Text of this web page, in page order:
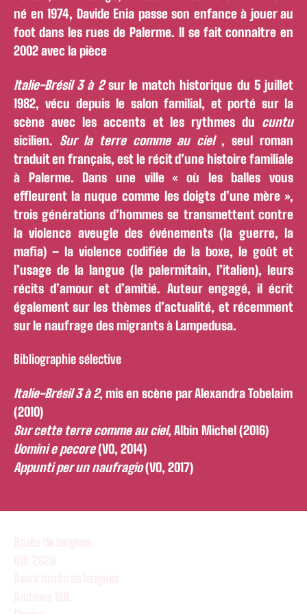
né en 1974, Davide Enia passe son enfance à jouer au
foot dans les rues de Palerme. Il se fait connaître en
2002 avec la pièce
Italie-Brésil 3 à 2sur le match historique du 5 juillet
1982, vécu depuis le salon familial, et porté sur la
scène avec les accents et les rythmes du cuntu
sicilien. Sur la terre comme au ciel, seul roman
traduit en français, est le récit d’une histoire familiale
à Palerme. Dans une ville « où les balles vous
effleurent la nuque comme les doigts d’une mère »,
trois générations d’hommes se transmettent contre
la violence aveugle des événements (la guerre, la
mafia) – la violence codifiée de la boxe, le goût et
l’usage de la langue (le palermitain, l’italien), leurs
récits d’amour et d’amitié. Auteur engagé, il écrit
également sur les thèmes d’actualité, et récemment
sur le naufrage des migrants à Lampedusa.
Bibliographie sélective
Italie-Brésil 3 à 2, mis en scène par Alexandra Tobelaim
(2010)
Sur cette terre comme au ciel, Albin Michel (2016)
Uomini e pecore(VO, 2014)
Appunti per un naufragio(VO, 2017)